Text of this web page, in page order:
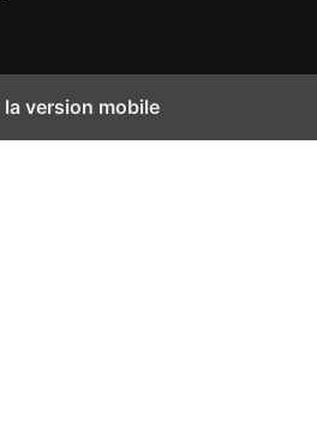
version mobile